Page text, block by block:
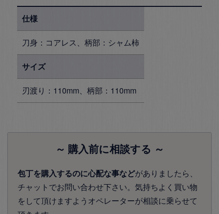
仕様
刀身：コアレス、柄部：シャム柿
サイズ
刃渡り：110mm、柄部：110mm
～ 購入前に相談する ～
包丁を購入するのに心配な事などがありましたら、
チャットでお問い合わせ下さい。気持ちよく買い物
をして頂けますようオペレーターが相談に乗らせて